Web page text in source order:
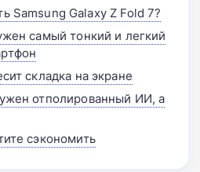
Samsung Galaxy Z Fold 7?
самый тонкий и легкий
складка на экране
отполированный ИИ, а
сэкономить